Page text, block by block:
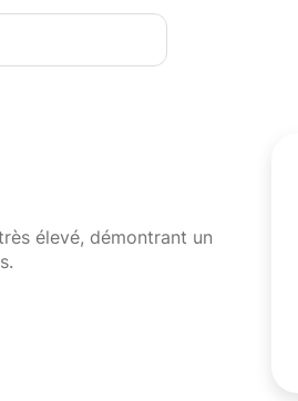
élevé, démontrant un